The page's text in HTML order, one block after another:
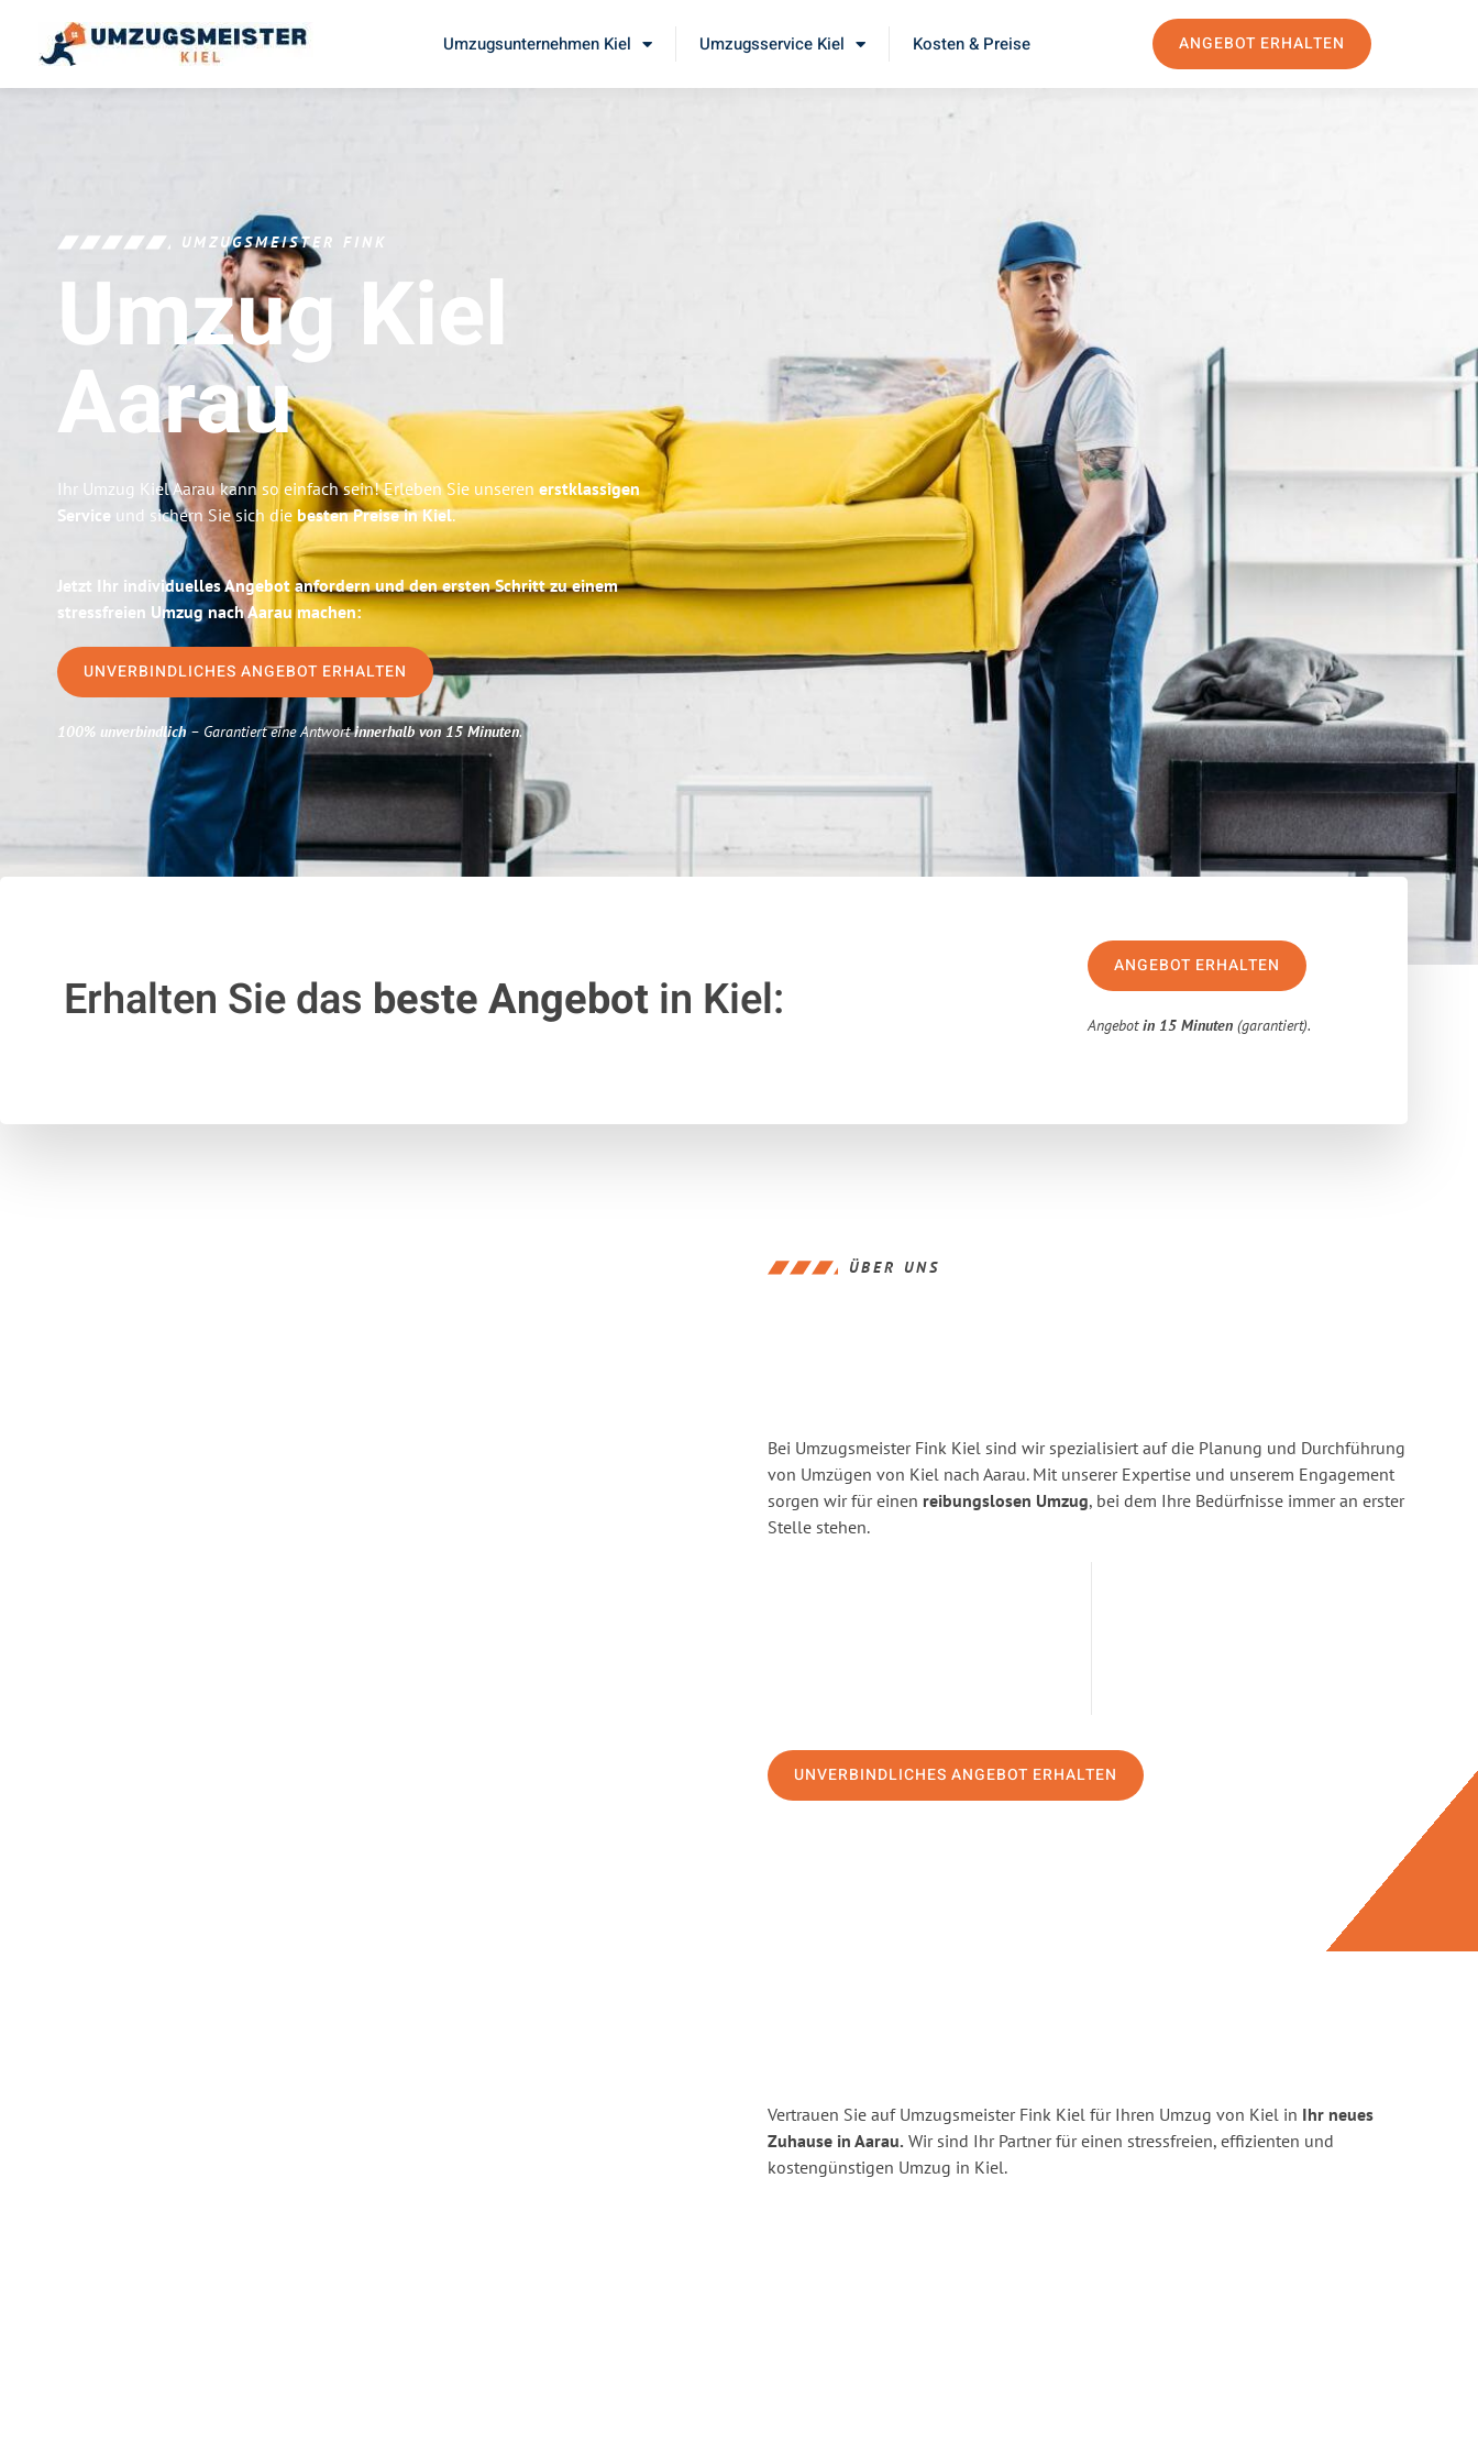
Umzugsunternehmen Kiel Umzugsservice Kiel Kosten & Preise ANGEBOT ERHALTEN
UMZUGSMEISTER FINK
Umzug Kiel
Aarau
Ihr Umzug Kiel Aarau kann so einfach sein! Erleben Sie unseren erstklassigen
Service und sichern Sie sich die besten Preise in Kiel.
Jetzt Ihr individuelles Angebot anfordern und den ersten Schritt zu einem
stressfreien Umzug nach Aarau machen:
UNVERBINDLICHES ANGEBOT ERHALTEN
100% unverbindlich– Garantiert eine Antwortinnerhalb von 15 Minuten.
Erhalten Sie das beste Angebotin Kiel:
ANGEBOT ERHALTEN
Angebotin 15 Minuten (garantiert).
ÜBER UNS
Bei Umzugsmeister Fink Kiel sind wir spezialisiert auf die Planung und Durchführung
von Umzügen von Kiel nach Aarau. Mit unserer Expertise und unserem Engagement
sorgen wir für einen reibungslosen Umzug, bei dem Ihre Bedürfnisse immer an erster
Stelle stehen.
UNVERBINDLICHES ANGEBOT ERHALTEN
Vertrauen Sie auf Umzugsmeister Fink Kiel für Ihren Umzug von Kiel in Ihr neues
Zuhause in Aarau. Wir sind Ihr Partner für einen stressfreien, effizienten und
kostengünstigen Umzug in Kiel.